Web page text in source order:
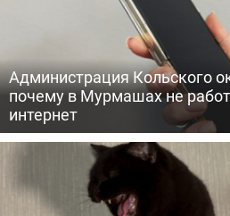
Администрация Кольского
почему в Мурмашах не
интернет